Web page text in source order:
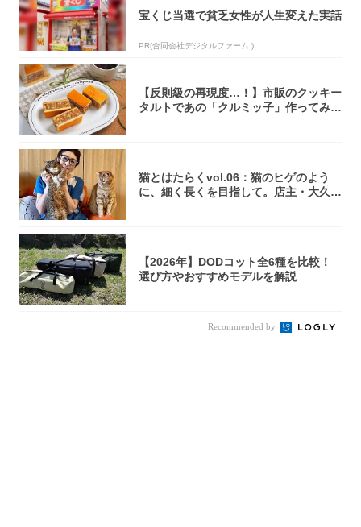
宝くじ当選で貧乏女性が人生変えた実話
PR(合同会社デジタルファーム )
【反則級の再現度…！】市販のクッキー
タルトであの「クルミッ子」作ってみ
猫とはたらくvol.06：猫のヒゲのよう
に、細く長くを目指して。店主・大久保
【2026年】DODコット全6種を比較！
選び方やおすすめモデルを解説
Recommended by